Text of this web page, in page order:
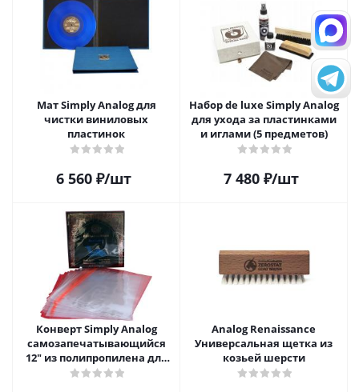
Мат Simply Analog для
чистки виниловых
пластинок
6 560₽/шт
Набор de luxe Simply Analog
для ухода за пластинками
и иглами (5 предметов)
7 480₽/шт
Конверт Simply Analog
самозапечатывающийся
12" из полипропилена для
пластинок
Analog Renaissance
Универсальная щетка из
козьей шерсти